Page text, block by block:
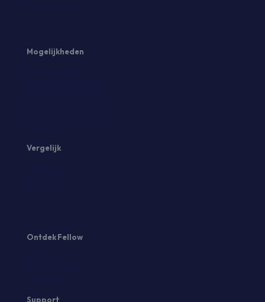
Mogelijkheden
Vergelijk
Ontdek Fellow
Support